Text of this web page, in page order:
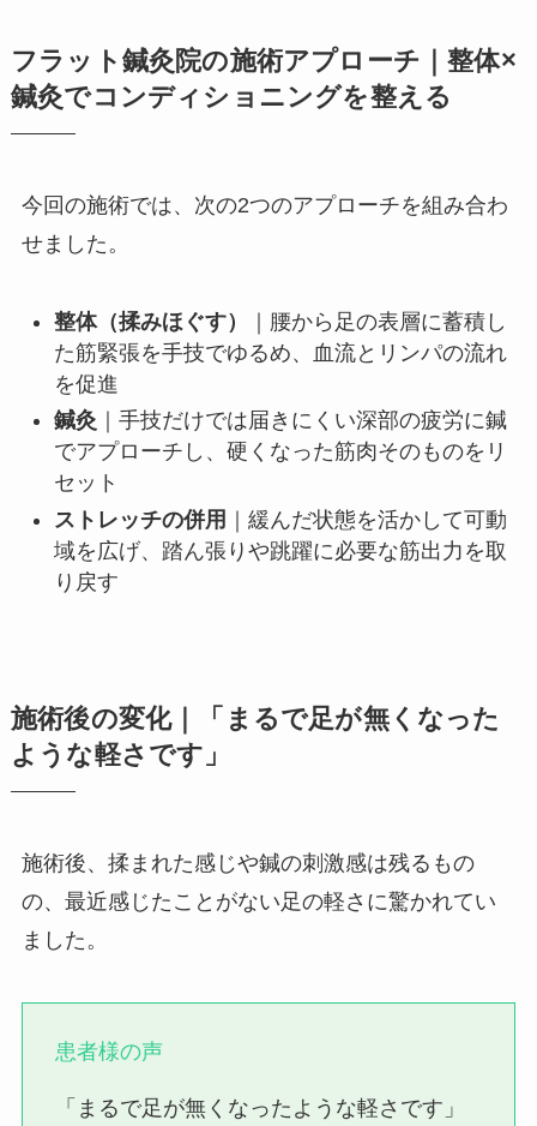
フラット鍼灸院の施術アプローチ｜整体×
鍼灸でコンディショニングを整える
今回の施術では、次の2つのアプローチを組み合わ
せました。
整体（揉みほぐす）
｜腰から足の表層に蓄積し
た筋緊張を手技でゆるめ、血流とリンパの流れ
を促進
鍼灸 ｜手技だけでは届きにくい深部の疲労に鍼
でアプローチし、硬くなった筋肉そのものをリ
セット
ストレッチの併用 ｜緩んだ状態を活かして可動
域を広げ、踏ん張りや跳躍に必要な筋出力を取
り戻す
施術後の変化｜「まるで足が無くなった
ような軽さです」
施術後、揉まれた感じや鍼の刺激感は残るもの
の、最近感じたことがない足の軽さに驚かれてい
ました。
患者様の声
「まるで足が無くなったような軽さです」